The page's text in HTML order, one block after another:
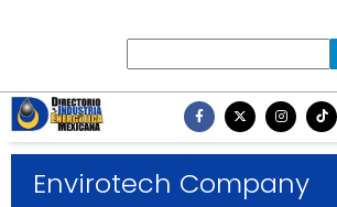
Envirotech Company